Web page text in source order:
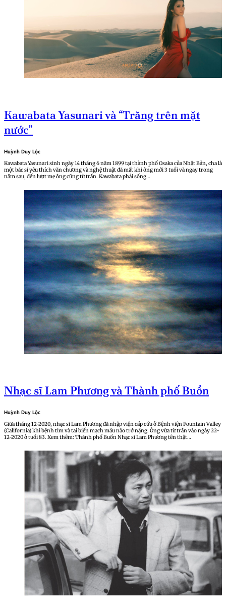
Kawabata Yasunari và “Trăng trên mặt
nước”
Huỳnh Duy Lộc
Kawabata Yasunari sinh ngày 14 tháng 6 năm 1899 tại thành phố Osaka của Nhật Bản, cha là
một bác sĩ yêu thích văn chương và nghệ thuật đã mất khi ông mới 3 tuổi và ngay trong
năm sau, đến lượt mẹ ông cũng từ trần. Kawabata phải sống…
Nhạc sĩ Lam Phương và Thành phố Buồn
Huỳnh Duy Lộc
Giữa tháng 12-2020, nhạc sĩ Lam Phương đã nhập viện cấp cứu ở Bệnh viện Fountain Valley
(California) khi bệnh tim và tai biến mạch máu não trở nặng. Ông vừa từ trần vào ngày 22-
12-2020 ở tuổi 83. Xem thêm: Thành phố Buồn Nhạc sĩ Lam Phương tên thật…